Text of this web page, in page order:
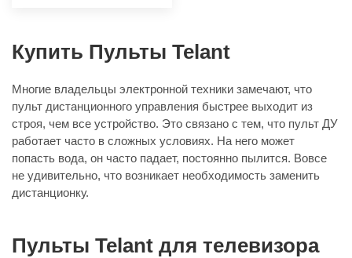
Купить Пульты Telant
Многие владельцы электронной техники замечают, что
пульт дистанционного управления быстрее выходит из
строя, чем все устройство. Это связано с тем, что пульт ДУ
работает часто в сложных условиях. На него может
попасть вода, он часто падает, постоянно пылится. Вовсе
не удивительно, что возникает необходимость заменить
дистанционку.
Пульты Telant для телевизора